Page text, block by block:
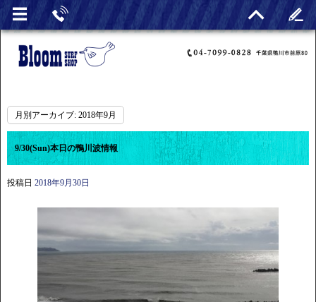
月別アーカイブ: 2018年9月
9/30(Sun)本日の鴨川波情報
投稿日 2018年9月30日